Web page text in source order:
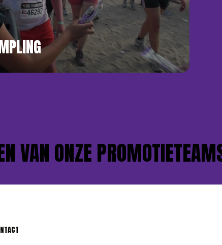
ONZE PROMOTIETEAMS?